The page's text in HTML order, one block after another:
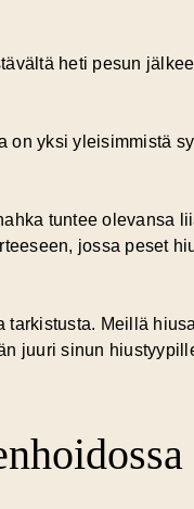
heti pesun
on yksi yleisimmistä
tuntee olevansa
jossa peset
tarkistusta. Meillä
juuri sinun